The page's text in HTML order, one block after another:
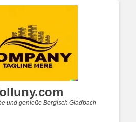
und genieße Bergisch Gladbach